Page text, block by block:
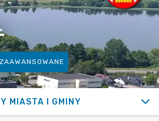
MIASTA I GMINY